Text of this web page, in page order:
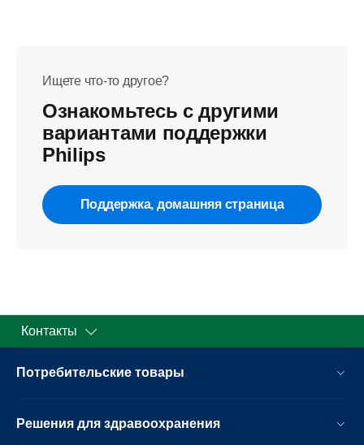
Ищете что-то другое?
Ознакомьтесь с другими
вариантами поддержки
Philips
Поддержка, домашняя страница
Контакты
Потребительские товары
Решения для здравоохранения